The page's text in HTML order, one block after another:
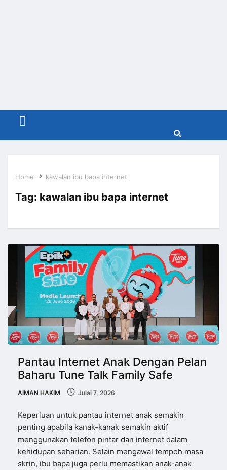
Menu
Home kawalan ibu bapa internet
Tag: kawalan ibu bapa internet
Pantau Internet Anak Dengan Pelan
Baharu Tune Talk Family Safe
AIMAN HAKIM Julai 7, 2026
Keperluan untuk pantau internet anak semakin
penting apabila kanak-kanak semakin aktif
menggunakan telefon pintar dan internet dalam
kehidupan seharian. Selain mengawal tempoh masa
skrin, ibu bapa juga perlu memastikan anak-anak